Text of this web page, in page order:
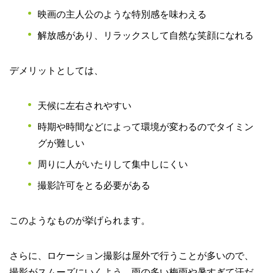
映画の主人公のような特別感を味わえる
解放感があり、リラックスして自然な笑顔になれる
デメリットとしては、
天候に左右されやすい
時期や時間などによって環境が変わるのでタイミン
グが難しい
周りに人がいたりして集中しにくい
撮影許可をとる必要がある
このようなものが挙げられます。
さらに、ロケーション撮影は屋外で行うことが多いので、